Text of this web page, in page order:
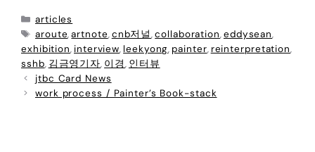
articles
aroute,artnote,cnb저널,collaboration,eddysean,
exhibition, interview, leekyong, painter, reinterpretation,
sshb, 김금영기자, 이경, 인터뷰
jtbc Card News
work process / Painter’s Book-stack